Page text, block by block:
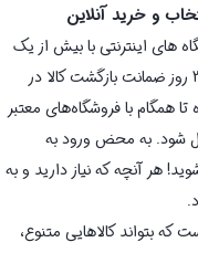
و خرید آنلاین
های اینترنتی با بیش از یک
دهه تجربه، با پایبندی به اصل مشتری مداری ، 3 روز ضمانت بازگشت کالا در
همگام با فروشگاه‌های معتبر
شود. به محض ورود به
هر آنچه که نیاز دارید و به
بتواند کالاهایی متنوع،